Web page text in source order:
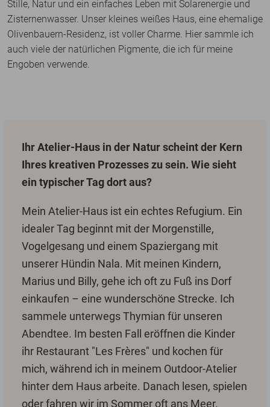
Stille, Natur und ein einfaches Leben mit Solarenergie und
Zisternenwasser. Unser kleines weißes Haus, eine ehemalige
Olivenbauern-Residenz, ist voller Charme. Hier sammle ich
auch viele der natürlichen Pigmente, die ich für meine
Engoben verwende.
Ihr Atelier-Haus in der Natur scheint der Kern
Ihres kreativen Prozesses zu sein. Wie sieht
ein typischer Tag dort aus?
Mein Atelier-Haus ist ein echtes Refugium. Ein
idealer Tag beginnt mit der Morgenstille,
Vogelgesang und einem Spaziergang mit
unserer Hündin Nala. Mit meinen Kindern,
Marius und Billy, gehe ich oft zu Fuß ins Dorf
einkaufen – eine wunderschöne Strecke. Ich
sammele unterwegs Thymian für unseren
Abendtee. Im besten Fall eröffnen die Kinder
ihr Restaurant "Les Frères" und kochen für
mich, während ich in meinem Outdoor-Atelier
hinter dem Haus arbeite. Danach lesen, spielen
oder fahren wir im Sommer oft ans Meer.